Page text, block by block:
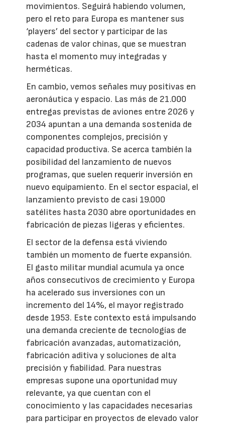
movimientos. Seguirá habiendo volumen,
pero el reto para Europa es mantener sus
‘players’ del sector y participar de las
cadenas de valor chinas, que se muestran
hasta el momento muy integradas y
herméticas.
En cambio, vemos señales muy positivas en
aeronáutica y espacio. Las más de 21.000
entregas previstas de aviones entre 2026 y
2034 apuntan a una demanda sostenida de
componentes complejos, precisión y
capacidad productiva. Se acerca también la
posibilidad del lanzamiento de nuevos
programas, que suelen requerir inversión en
nuevo equipamiento. En el sector espacial, el
lanzamiento previsto de casi 19.000
satélites hasta 2030 abre oportunidades en
fabricación de piezas ligeras y eficientes.
El sector de la defensa está viviendo
también un momento de fuerte expansión.
El gasto militar mundial acumula ya once
años consecutivos de crecimiento y Europa
ha acelerado sus inversiones con un
incremento del 14%, el mayor registrado
desde 1953. Este contexto está impulsando
una demanda creciente de tecnologías de
fabricación avanzadas, automatización,
fabricación aditiva y soluciones de alta
precisión y fiabilidad. Para nuestras
empresas supone una oportunidad muy
relevante, ya que cuentan con el
conocimiento y las capacidades necesarias
para participar en proyectos de elevado valor